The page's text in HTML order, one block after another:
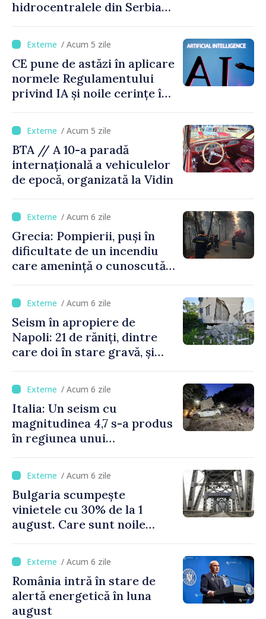
hidrocentralele din Serbia
capacitate
/ Acum 5 zile
CE pune de astăzi în aplicare
normele Regulamentului
privind IA și noile cerințe în
/ Acum 5 zile
BTA // A 10-a paradă
internațională a vehiculelor
de epocă, organizată la Vidin
/ Acum 6 zile
Grecia: Pompierii, puși în
dificultate de un incendiu
care amenință o cunoscută
/ Acum 6 zile
Seism în apropiere de
Napoli: 21 de răniți, dintre
care doi în stare gravă, și
/ Acum 6 zile
Italia: Un seism cu
magnitudinea 4,7 s-a produs
în regiunea unui
de Napoli
/ Acum 6 zile
Bulgaria scumpește
vinietele cu 30% de la 1
august. Care sunt noile
/ Acum 6 zile
România intră în stare de
alertă energetică în luna
august